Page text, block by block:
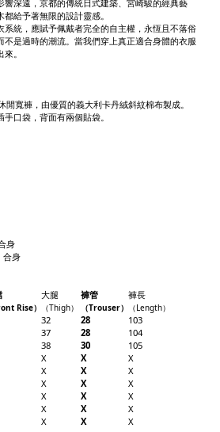
響深遠，京都的傳統日式建築、宮崎駿的經典藝
給予著無限的設計靈感。
統，應賦予佩戴者完全的自主權，永恆且不落俗
是過時的潮流。當我們穿上真正適合身體的衣服
。
寬褲，由優質的義大利卡丹絨斜紋棉布製成。
口袋，背面有兩個貼袋。
身
合身
大腿 褲管 褲長
Rise） （Thigh） （Trouser） （Length）
32 28
103
37 28
104
38 30
105
X X
X
X X
X
X X
X
X X
X
X X
X
X X X